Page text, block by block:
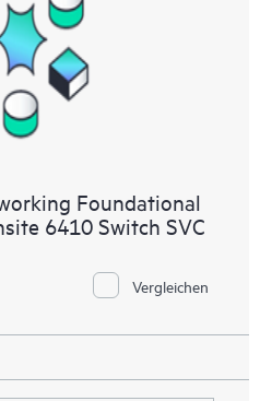
Foundational
6410 Switch SVC
Vergleichen